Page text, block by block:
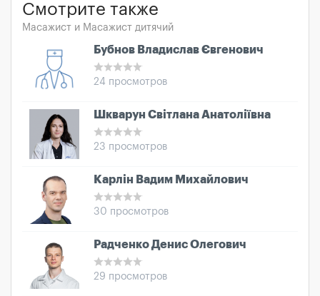
Смотрите также
Масажист и Масажист дитячий
Бубнов Владислав Євгенович
24 просмотров
Шкварун Світлана Анатоліївна
23 просмотров
Карлін Вадим Михайлович
30 просмотров
Радченко Денис Олегович
29 просмотров